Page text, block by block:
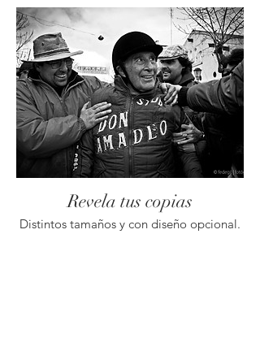
Revela tus copias
Distintos tamaños y con diseño opcional.